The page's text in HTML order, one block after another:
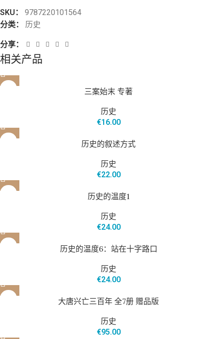
SKU： 9787220101564
分类：
历史
分享：
相关产品
三案始末 专著
历史
€16.00
历史的叙述方式
历史
€22.00
历史的温度1
历史
€24.00
历史的温度6：站在十字路口
历史
€24.00
大唐兴亡三百年 全7册 赠品版
历史
€95.00